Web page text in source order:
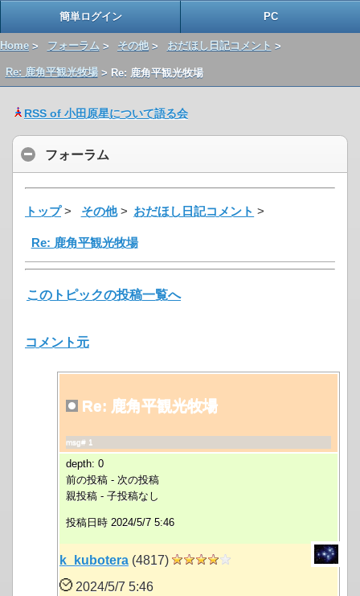
簡単ログイン PC
Home > フォーラム> その他> おだほし日記コメント >
Re: 鹿角平観光牧場> Re: 鹿角平観光牧場
RSS of 小田原星について語る会
フォーラム
トップ> その他> おだほし日記コメント >
Re: 鹿角平観光牧場
このトピックの投稿一覧へ
コメント元
Re: 鹿角平観光牧場
msg# 1
depth: 0
前の投稿 - 次の投稿
親投稿 - 子投稿なし
投稿日時 2024/5/7 5:46
k_kubotera (4817)
2024/5/7 5:46